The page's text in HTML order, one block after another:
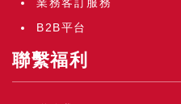
B2B平台
聯繫福利